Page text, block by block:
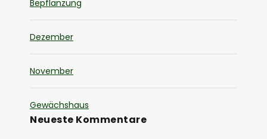
Bepflanzung
Dezember
November
Gewächshaus
Neueste Kommentare